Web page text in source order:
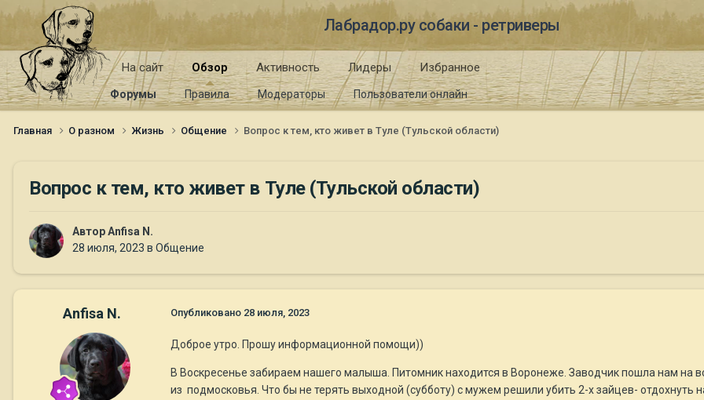
Лабрадор.ру собаки - ретриверы
На сайт Обзор
Форумы Правила Модераторы Пользователи онлайн
Активность Лидеры Избранное
Главная О разном Жизнь Общение Вопрос к тем, кто живет в Туле (Тульской области)
Вопрос к тем, кто живет в Туле (Тульской области)
АвторAnfisa N.
28 июля, 2023 в Общение
Anfisa N. Опубликовано 28 июля, 2023
Доброе утро. Прошу информационной помощи))
В Воскресенье забираем нашего малыша. Питомник находится в Воронеже. Заводчик пошла нам на
из подмосковья. Что бы не терять выходной (субботу) с мужем решили убить 2-х зайцев- отдохнуть